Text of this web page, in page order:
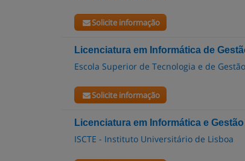
Solicite informação
Licenciatura em Informática de
Escola Superior de Tecnologia e de
Solicite informação
Licenciatura em Informática e
ISCTE - Instituto Universitário de Lisboa